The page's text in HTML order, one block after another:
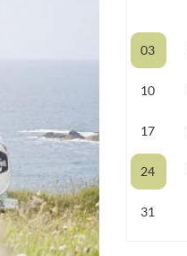
03
10
17
24
31